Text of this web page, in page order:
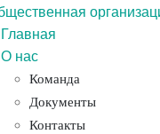
Главная
О нас
Команда
Документы
Контакты